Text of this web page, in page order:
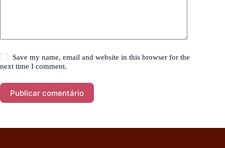
Save my name, email and website in this browser for the
next time I comment.
Publicar comentário